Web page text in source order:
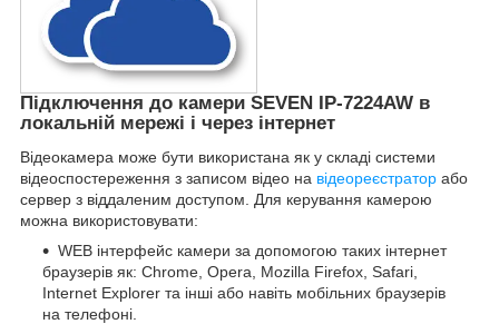
Підключення до камери SEVEN IP-7224AW в
локальній мережі і через інтернет
Відеокамера може бути використана як у складі системи
відеоспостереження з записом відео на відеореєстратор або
сервер з віддаленим доступом. Для керування камерою
можна використовувати:
WEB інтерфейс камери за допомогою таких інтернет
браузерів як: Chrome, Opera, Mozilla Firefox, Safari,
Internet Explorer та інші або навіть мобільних браузерів
на телефоні.